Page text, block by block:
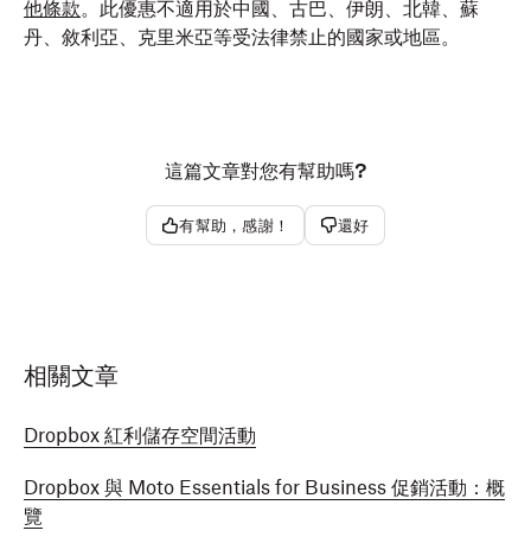
他條款。此優惠不適用於中國、古巴、伊朗、北韓、蘇
丹、敘利亞、克里米亞等受法律禁止的國家或地區。
這篇文章對您有幫助嗎?
有幫助，感謝！ 還好
相關文章
Dropbox 紅利儲存空間活動
Dropbox 與 Moto Essentials for Business 促銷活動：概
覽